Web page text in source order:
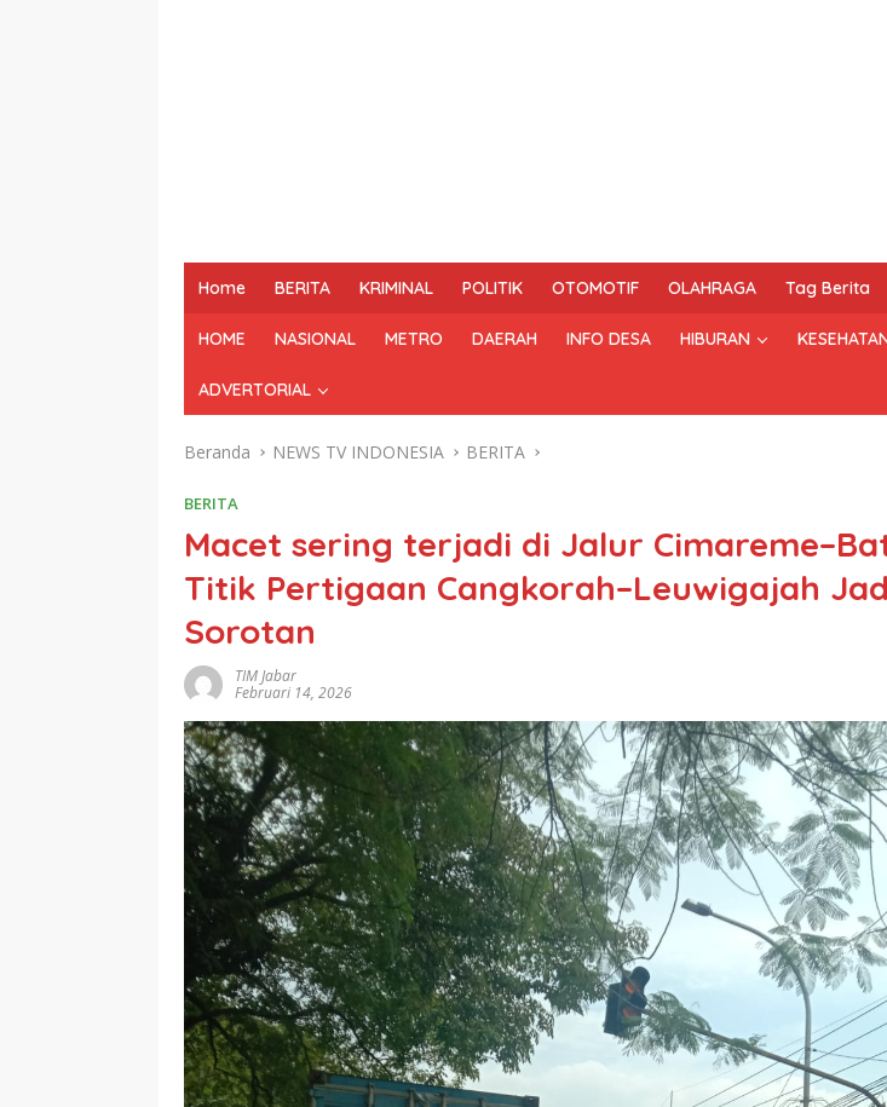
Home BERITA KRIMINAL POLITIK OTOMOTIF OLAHRAGA Tag Berita
HOME NASIONAL METRO DAERAH INFO DESA HIBURAN
ADVERTORIAL
Beranda NEWS TV INDONESIA BERITA
BERITA
Macet sering terjadi di Jalur
Titik Pertigaan Cangkorah–Leuwigajah
Sorotan
TIM Jabar
Februari 14, 2026